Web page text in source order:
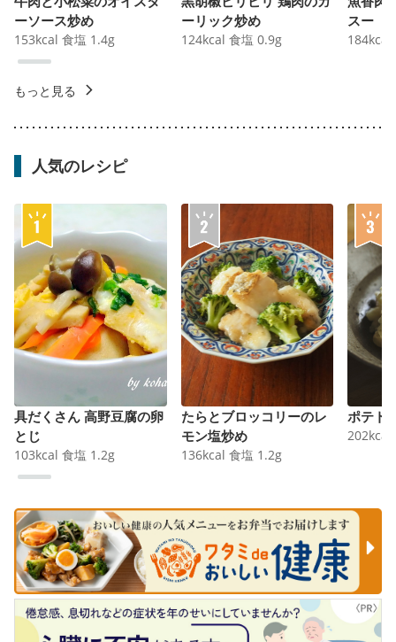
ーソース炒め
153kcal 食塩 1.4g
ーリック炒め
124kcal 食塩 0.9g
スー
184kcal
もっと見る
人気のレシピ
具だくさん 高野豆腐の卵
とじ
103kcal 食塩 1.2g
たらとブロッコリーのレ
モン塩炒め
136kcal 食塩 1.2g
ポテト
202kcal